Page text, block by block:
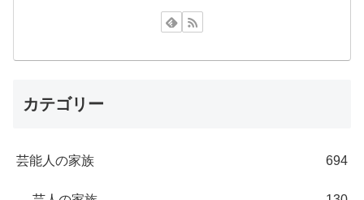
カテゴリー
芸能人の家族 694